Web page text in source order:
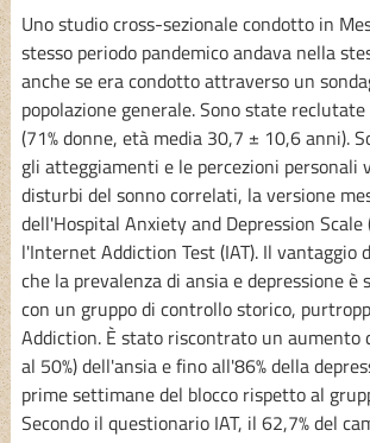
Uno studio cross-sezionale condotto in
stesso periodo pandemico andava nella
anche se era condotto attraverso un
popolazione generale. Sono state
(71% donne, età media 30,7 ± 10,6 anni).
gli atteggiamenti e le percezioni personali
disturbi del sonno correlati, la versione
dell'Hospital Anxiety and Depression Scale
l'Internet Addiction Test (IAT). Il vantaggio
che la prevalenza di ansia e depressione
con un gruppo di controllo storico,
Addiction. È stato riscontrato un aumento
al 50%) dell'ansia e fino all'86% della
prime settimane del blocco rispetto al
Secondo il questionario IAT, il 62,7% del